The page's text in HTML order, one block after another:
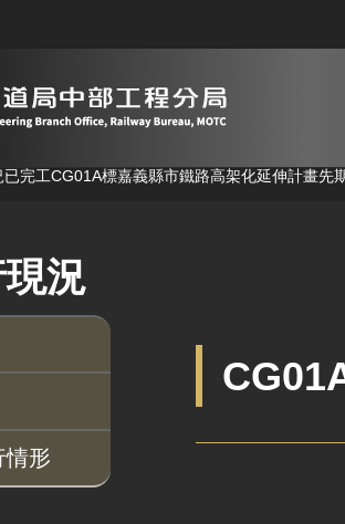
已完工CG01A標嘉義縣市鐵路高架化延伸計畫先
況
情形